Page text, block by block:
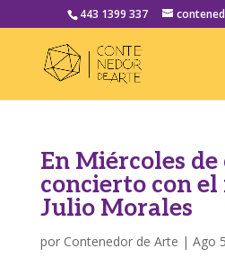
443 1399 337
En Miércoles de
concierto con el
Julio Morales
por Contenedor de Arte | Ago